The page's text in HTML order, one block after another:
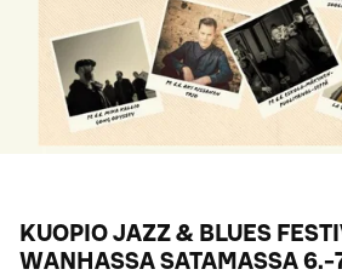
KUOPIO JAZZ & BLUES
WANHASSA SATAMASSA 6.-